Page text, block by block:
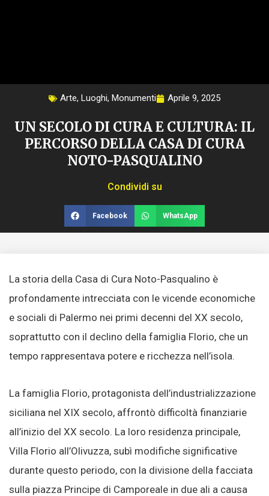
Arte, Luoghi, Monumenti Aprile 9, 2025
UN SECOLO DI CURA E CULTURA: IL
PERCORSO DELLA CASA DI CURA
NOTO-PASQUALINO
Condividi su
Facebook WhatsApp
La storia della Casa di Cura Noto-Pasqualino è
profondamente intrecciata con le vicende economiche
e sociali di Palermo nei primi decenni del XX secolo,
soprattutto con il declino della famiglia Florio, che un
tempo rappresentava potere e ricchezza nell’isola.
La famiglia Florio, protagonista dell’industrializzazione
siciliana nel XIX secolo, affrontò difficoltà finanziarie
all’inizio del XX secolo. La loro residenza principale,
Villa Florio all’Olivuzza, subì modifiche significative
durante questo periodo, con la divisione della facciata
sulla piazza Principe di Camporeale in due ali a causa